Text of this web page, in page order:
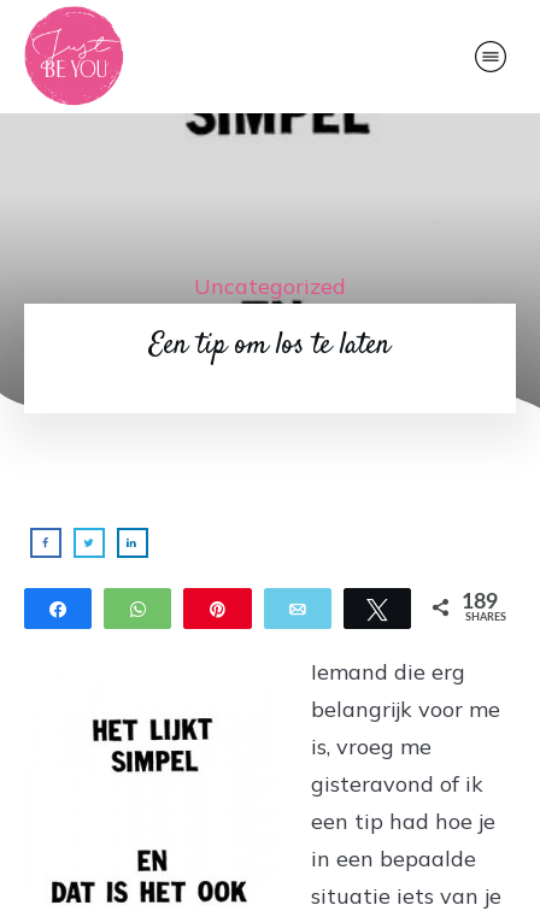
Uncategorized
Een tip om los te laten
WhatsApp Tweet 189
SHARES
Iemand die erg
belangrijk voor me
is, vroeg me
gisteravond of ik
een tip had hoe je
in een bepaalde
situatie iets van je